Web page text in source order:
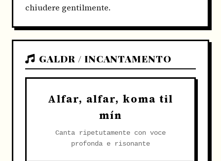
chiudere gentilmente.
GALDR / INCANTAMENTO
Alfar, alfar, koma til
mín
Canta ripetutamente con voce
profonda e risonante